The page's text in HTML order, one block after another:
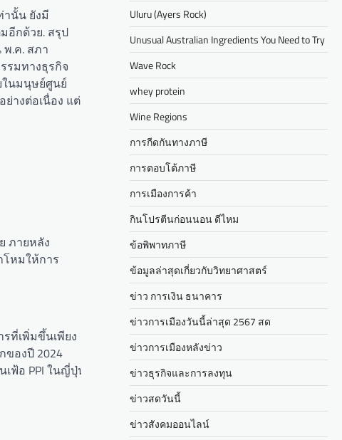
านั้น ยังมี
อีกด้วย. สรุป
พ.ค. สภา
รมทางธุรกิจ
นมนุษย์ศูนย์
างต่อเนื่อง แต่
ภายหลัง
หมให้การ
ที่เพิ่มขึ้นเพียง
ของปี 2024
ฟ้อ PPI ในญี่ปุ่น
Uluru (Ayers Rock)
Unusual Australian Ingredients You Need to Try
Wave Rock
whey protein
Wine Regions
การกีดกันทางภาษี
การตอบโต้ภาษี
การเมืองการค้า
กินโปรตีนก่อนนอน ดีไหม
ข้อพิพาทภาษี
ข้อมูลล่าสุดเกี่ยวกับวิทยาศาสตร์
ข่าว การเงิน ธนาคาร
ข่าวการเมืองวันนี้ล่าสุด 2567 สด
ข่าวการเมืองหลังข่าว
ข่าวธุรกิจและการลงทุน
ข่าวสดวันนี้
ข่าวสังคมออนไลน์